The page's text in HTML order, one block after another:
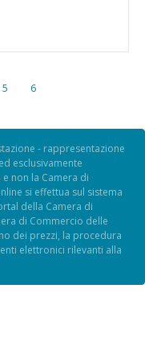
5 6
- rappresentazione
esclusivamente
non la Camera di
si effettua sul sistema
della Camera di
di Commercio delle
dei prezzi, la procedura
elettronici rilevanti alla